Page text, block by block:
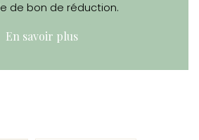
de bon de réduction.
En savoir plus